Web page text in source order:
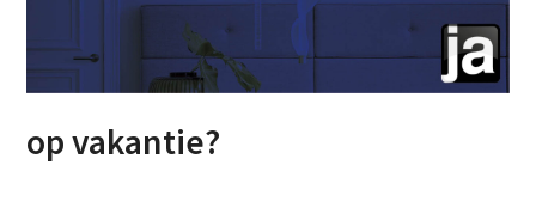
op vakantie?